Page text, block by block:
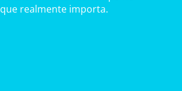
que realmente importa.